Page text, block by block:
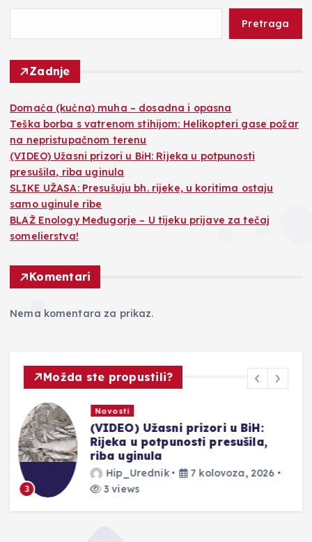
Pretraga
Zadnje
Domaća (kućna) muha – dosadna i opasna
Teška borba s vatrenom stihijom: Helikopteri gase požar
na nepristupačnom terenu
(VIDEO) Užasni prizori u BiH: Rijeka u potpunosti
presušila, riba uginula
SLIKE UŽASA: Presušuju bh. rijeke, u koritima ostaju
samo uginule ribe
BLAŽ Enology Međugorje – U tijeku prijave za tečaj
somelierstva!
Komentari
Nema komentara za prikaz.
Možda ste propustili?
4
Novosti
SLIKE UŽASA: Presušuju bh.
rijeke, u koritima ostaju samo
uginule ribe
Hip_Urednik
7 kolovoza, 2026
3 views